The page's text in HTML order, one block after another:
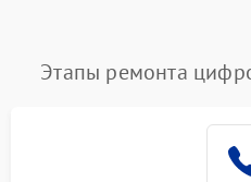
Этапы ремонта